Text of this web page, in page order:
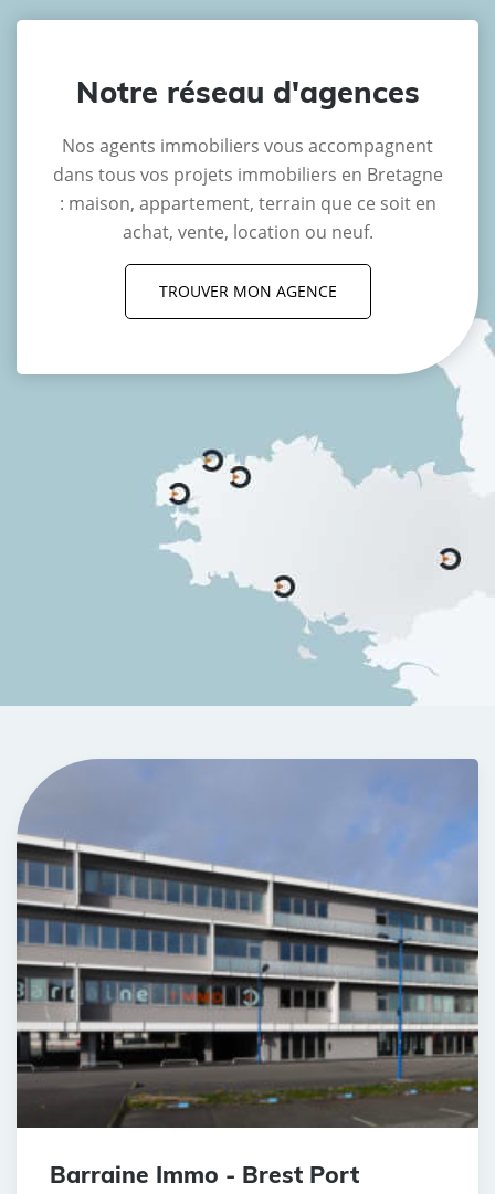
Notre réseau d'agences
Nos agents immobiliers vous accompagnent
dans tous vos projets immobiliers en Bretagne
: maison, appartement, terrain que ce soit en
achat, vente, location ou neuf.
TROUVER MON AGENCE
Barraine Immo - Brest Port